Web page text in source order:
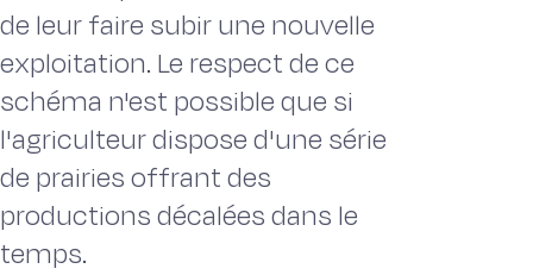
de leur faire subir une nouvelle
exploitation. Le respect de ce
schéma n'est possible que si
l'agriculteur dispose d'une série
de prairies offrant des
productions décalées dans le
temps.